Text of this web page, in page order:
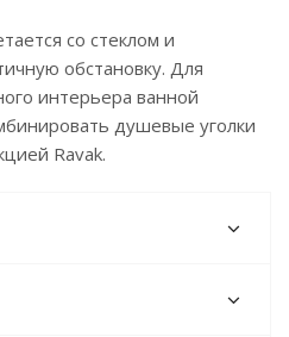
со стеклом и
обстановку. Для
интерьера ванной
душевые уголки
Ravak.